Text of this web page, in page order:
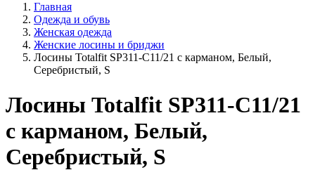
Главная
Одежда и обувь
Женская одежда
Женские лосины и бриджи
Лосины Totalfit SP311-C11/21 с карманом, Белый,
Серебристый, S
Лосины Totalfit SP311-C11/21
с карманом, Белый,
Серебристый, S